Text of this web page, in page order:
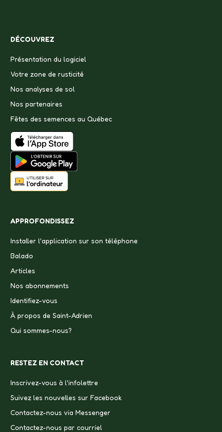
DÉCOUVREZ
Présentation du logiciel
Votre zone de rusticité
Nos analyses de sol
Nos partenaires
Fêtes des semences au Québec
APPROFONDISSEZ
Installer l'application sur son téléphone
Balado
Articles
Nos abonnements
Identifiez-vous
À propos de Saint-Adrien
Qui sommes-nous?
RESTEZ EN CONTACT
Inscrivez-vous à l'infolettre
Suivez les nouvelles sur Facebook
Contactez-nous via Messenger
Contactez-nous par courriel